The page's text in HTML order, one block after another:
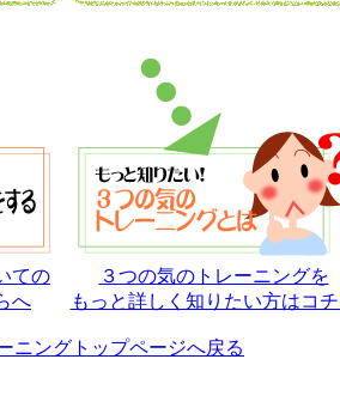
ての
へ
３つの気のトレーニングを
もっと詳しく知りたい方はコ
ニングトップページへ戻る